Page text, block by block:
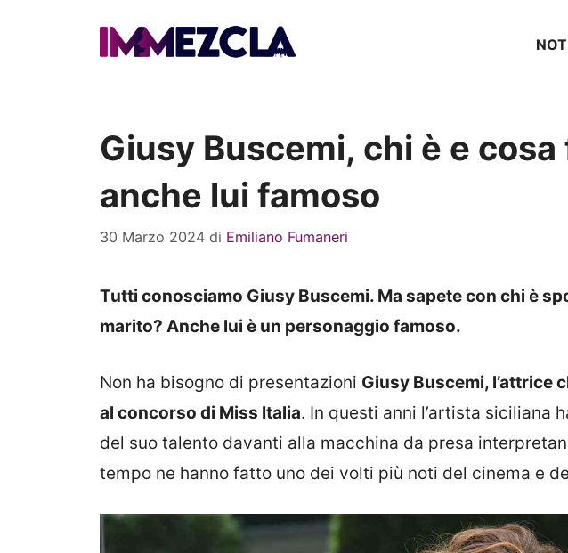
Giusy Buscemi, chi è e
anche lui famoso
30 Marzo 2024 di Emiliano Fumaneri
Tutti conosciamo Giusy Buscemi. Ma sapete con chi è
marito? Anche lui è un personaggio famoso.
Non ha bisogno di presentazioni Giusy Buscemi, l’attrice
al concorso di Miss Italia. In questi anni l’artista siciliana
del suo talento davanti alla macchina da presa
tempo ne hanno fatto uno dei volti più noti del cinema e